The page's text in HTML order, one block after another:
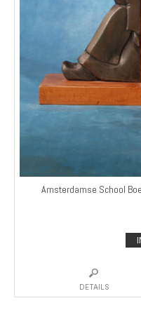
Amsterdamse School
DETAILS